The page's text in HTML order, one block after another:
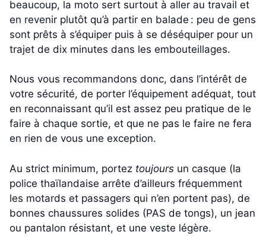
beaucoup, la moto sert surtout à aller au travail et
en revenir plutôt qu’à partir en balade : peu de gens
sont prêts à s’équiper puis à se déséquiper pour un
trajet de dix minutes dans les embouteillages.
Nous vous recommandons donc, dans l’intérêt de
votre sécurité, de porter l’équipement adéquat, tout
en reconnaissant qu’il est assez peu pratique de le
faire à chaque sortie, et que ne pas le faire ne fera
en rien de vous une exception.
Au strict minimum, portez toujours un casque (la
police thaïlandaise arrête d’ailleurs fréquemment
les motards et passagers qui n’en portent pas), de
bonnes chaussures solides (PAS de tongs), un jean
ou pantalon résistant, et une veste légère.